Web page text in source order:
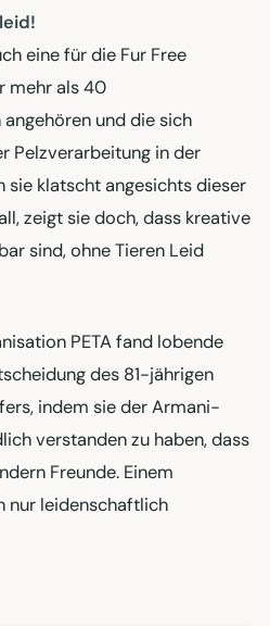
eine für die Fur Free
mehr als 40
und die sich
Pelzverarbeitung in der
sie klatscht angesichts dieser
zeigt sie doch, dass kreative
sind, ohne Tieren Leid
PETA fand lobende
des 81-jährigen
indem sie der Armani-
verstanden zu haben, dass
Freunde. Einem
nur leidenschaftlich